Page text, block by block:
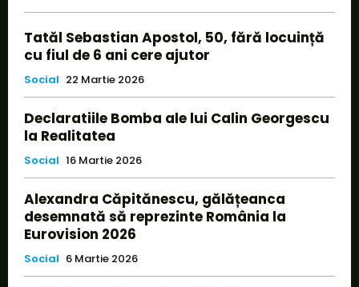
Tatăl Sebastian Apostol, 50, fără locuință
cu fiul de 6 ani cere ajutor
Social 22 Martie 2026
Declaratiile Bomba ale lui Calin Georgescu
la Realitatea
Social 16 Martie 2026
Alexandra Căpitănescu, gălățeanca
desemnată să reprezinte România la
Eurovision 2026
Social 6 Martie 2026